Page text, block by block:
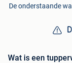
De onderstaande
Wat is een